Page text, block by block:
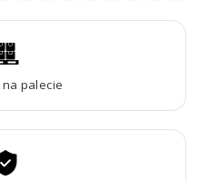
palecie